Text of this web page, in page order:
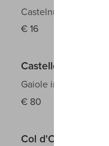
Castelnuovo
€ 16
Castello di Ama L'
Gaiole in Chianti
€ 80
Col d'Orcia